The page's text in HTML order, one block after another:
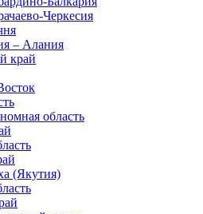
Черкесия
– Алания
край
область
(Якутия)